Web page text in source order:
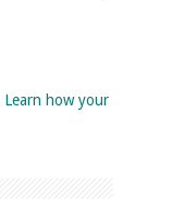
Learn how your